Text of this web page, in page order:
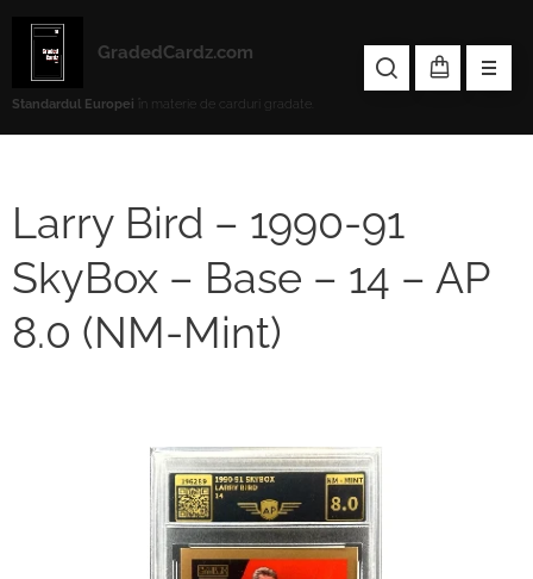
GradedCardz.com
Standardul Europei în materie de carduri gradate.
Larry Bird – 1990-91
SkyBox – Base – 14 – AP
8.0 (NM-Mint)